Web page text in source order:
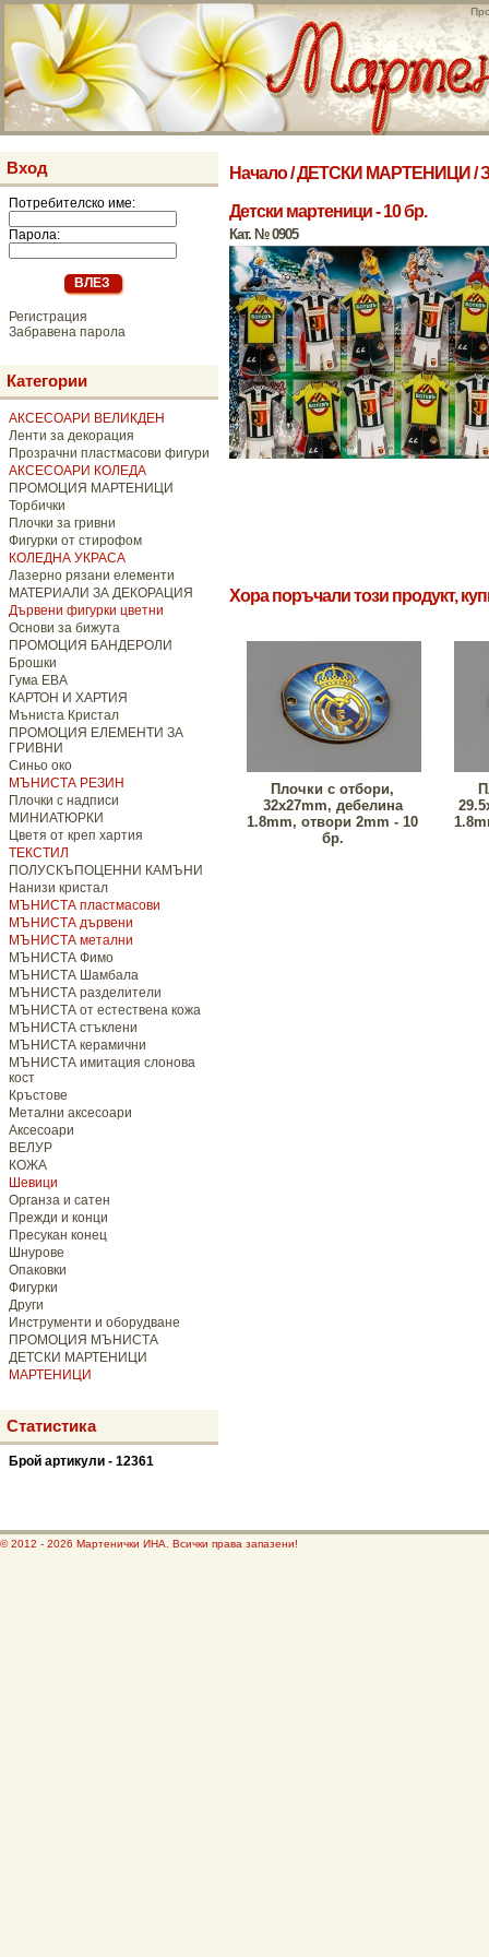
Вход
Потребителско име:
Парола:
Регистрация
Забравена парола
Категории
АКСЕСОАРИ ВЕЛИКДЕН
Ленти за декорация
Прозрачни пластмасови фигури
АКСЕСОАРИ КОЛЕДА
ПРОМОЦИЯ МАРТЕНИЦИ
Торбички
Плочки за гривни
Фигурки от стирофом
КОЛЕДНА УКРАСА
Лазерно рязани елементи
МАТЕРИАЛИ ЗА ДЕКОРАЦИЯ
Дървени фигурки цветни
Основи за бижута
ПРОМОЦИЯ БАНДЕРОЛИ
Брошки
Гума ЕВА
КАРТОН И ХАРТИЯ
Мъниста Кристал
ПРОМОЦИЯ ЕЛЕМЕНТИ ЗА
ГРИВНИ
Синьо око
МЪНИСТА РЕЗИН
Плочки с надписи
МИНИАТЮРКИ
Цветя от креп хартия
ТЕКСТИЛ
ПОЛУСКЪПОЦЕННИ КАМЪНИ
Нанизи кристал
МЪНИСТА пластмасови
МЪНИСТА дървени
МЪНИСТА метални
МЪНИСТА Фимо
МЪНИСТА Шамбала
МЪНИСТА разделители
МЪНИСТА от естествена кожа
МЪНИСТА стъклени
МЪНИСТА керамични
МЪНИСТА имитация слонова
кост
Кръстове
Метални аксесоари
Аксесоари
ВЕЛУР
КОЖА
Шевици
Органза и сатен
Прежди и конци
Пресукан конец
Шнурове
Опаковки
Фигурки
Други
Инструменти и оборудване
ПРОМОЦИЯ МЪНИСТА
ДЕТСКИ МАРТЕНИЦИ
МАРТЕНИЦИ
Статистика
Брой артикули - 12361
Начало/ДЕТСКИ МАРТЕНИЦИ /
Детски мартеници - 10 бр.
Кат. № 0905
Хора поръчали този продукт,
Плочки с отбори,
32x27mm, дебелина
1.8mm, отвори 2mm - 10
бр.
© 2012 - 2026 Мартенички ИНА. Всички права запазени!